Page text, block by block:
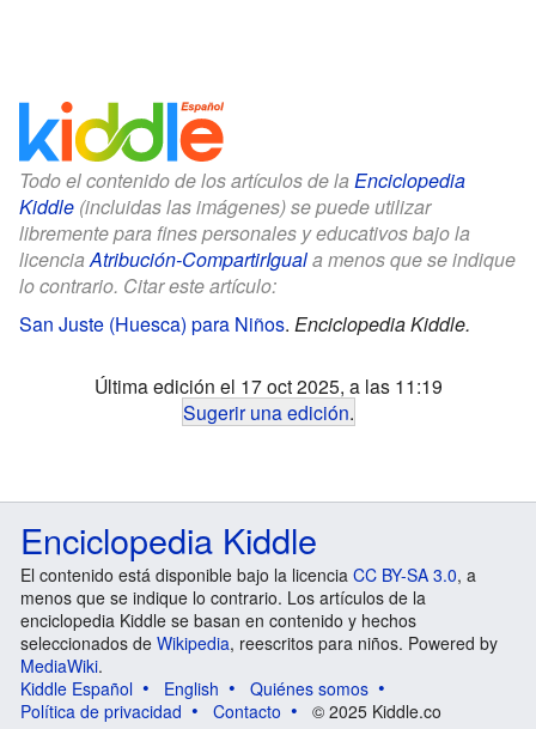
Todo el contenido de los artículos de la Enciclopedia
Kiddle (incluidas las imágenes) se puede utilizar
libremente para fines personales y educativos bajo la
licenciaAtribución-CompartirIguala menos que se indique
lo contrario. Citar este artículo:
San Juste (Huesca) para Niños. Enciclopedia Kiddle.
Última edición el 17 oct 2025, a las 11:19
Sugerir una edición.
Enciclopedia Kiddle
El contenido está disponible bajo la licencia CC BY-SA 3.0, a
menos que se indique lo contrario. Los artículos de la
enciclopedia Kiddle se basan en contenido y hechos
seleccionados de Wikipedia, reescritos para niños. Powered by
MediaWiki.
Kiddle Español
English
Quiénes somos
Política de privacidad
Contacto © 2025 Kiddle.co